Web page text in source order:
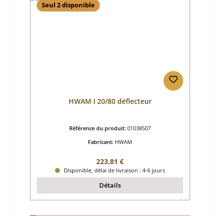
Seul 2 disponible
HWAM I 20/80 déflecteur
Référence du produit: 01038507
Fabricant: HWAM
Prix régulier :
223,81 €
Disponible, délai de livraison : 4-6 jours
Détails